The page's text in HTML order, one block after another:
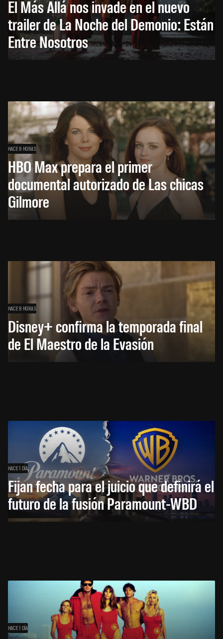
El Más Allá nos invade en el nuevo
trailer de La Noche del Demonio: Están
Entre Nosotros
HACE 9 HORAS
HBO Max prepara el primer
documental autorizado de Las chicas
Gilmore
HACE 9 HORAS
Disney+ confirma la temporada final
de El Maestro de la Evasión
HACE 1 DÍA
Fijan fecha para el juicio que definirá el
futuro de la fusión Paramount-WBD
HACE 1 DÍA